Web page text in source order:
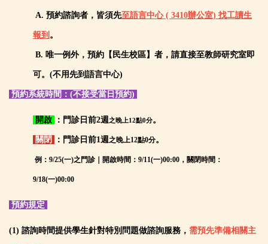
A. 預約諮詢者，皆須先至語言中心 ( 3410辦公室) 找工讀生
報到 。
B. 唯一例外，預約【民生校區】者，請直接至教師研究室即
可。(不用先到語言中心)
預約系統時間 ：(不接受當日預約)
開啟 ：門診日前2週之晚上12點0分。
關閉 ： 門診日前1週之晚上12點0分。
例：9/25(一)之門診｜開啟時間：9/11(一)00:00，關閉時間：
9/18(一)00:00
預約規定
(1) 諮詢時間提供學生針對特別問題做諮詢服務， 需預先準備相關主